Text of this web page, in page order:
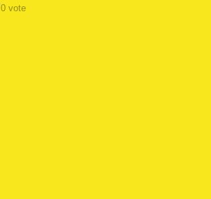
0 vote